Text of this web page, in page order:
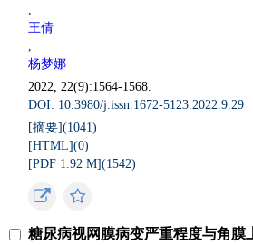
,
王倩
,
杨梦娜
2022, 22(9):1564-1568.
DOI: 10.3980/j.issn.1672-5123.2022.9.29
[摘要](1041)
[HTML](0)
[PDF 1.92 M](1542)
糖尿病视网膜病变严重程度与角膜